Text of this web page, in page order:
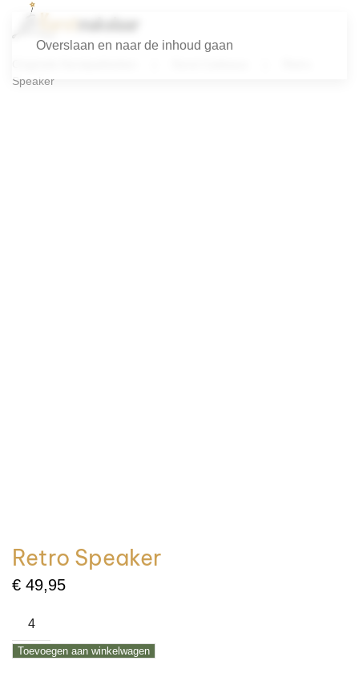
Overslaan en naar de inhoud gaan
Speaker
Retro Speaker
€ 49,95
Retro
aantal
Toevoegen aan winkelwagen